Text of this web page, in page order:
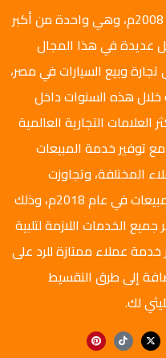
تأسست شركة الليثي أوتو جروب عام 2008م، وهي واحدة من أكبر
عديدة في هذا المجال
وبيع السيارات في مصر،
هذه السنوات داخل
التجارية العالمية
توفير خدمة المبيعات
المختلفة، وتجاوزت
مجموعة الليثي أعلى مستوى من المبيعات في عام 2018م، وذلك
الخدمات اللازمة لتلبية
خدمة عملاء ممتازة للرد على
إلى طرق التقسيط
لك.